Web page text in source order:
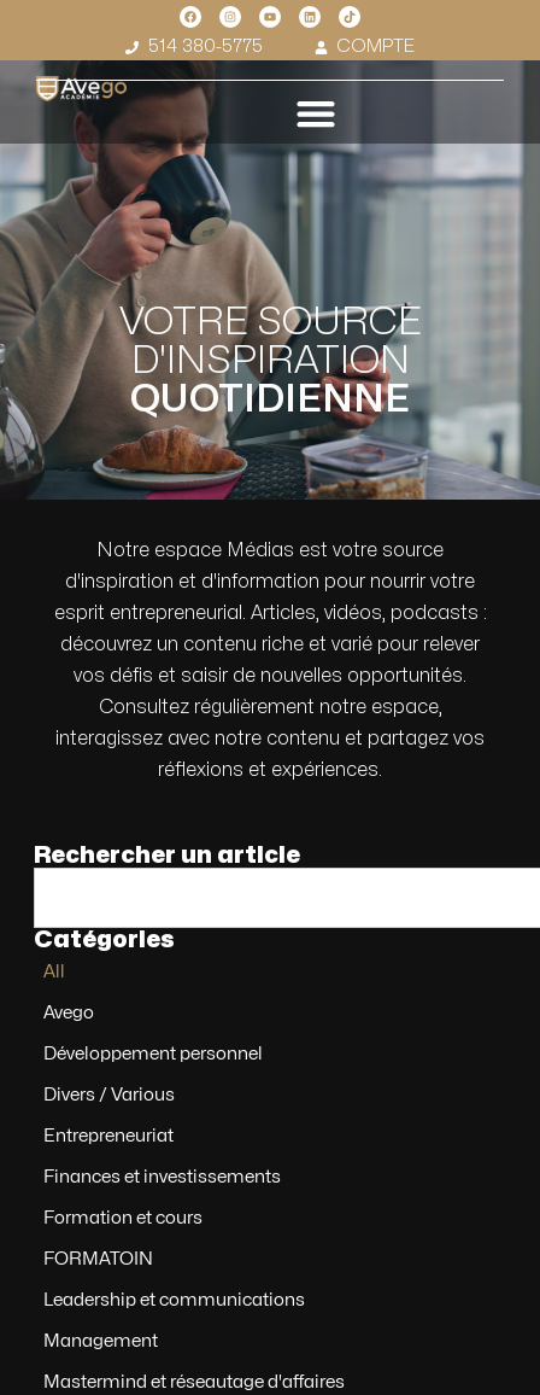
514 380-5775 COMPTE
VOTRE SOURCE
D'INSPIRATION
QUOTIDIENNE
Notre espace Médias est votre source
d'inspiration et d'information pour nourrir votre
esprit entrepreneurial. Articles, vidéos, podcasts :
découvrez un contenu riche et varié pour relever
vos défis et saisir de nouvelles opportunités.
Consultez régulièrement notre espace,
interagissez avec notre contenu et partagez vos
réflexions et expériences.
Rechercher un article
Catégories
Avego
Développement personnel
Divers / Various
Entrepreneuriat
Finances et investissements
Formation et cours
FORMATOIN
Leadership et communications
Management
Mastermind et réseautage d'affaires
All